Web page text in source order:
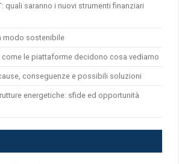
quali saranno i nuovi strumenti finanziari
modo sostenibile
le piattaforme decidono cosa vediamo
conseguenze e possibili soluzioni
energetiche: sfide ed opportunità